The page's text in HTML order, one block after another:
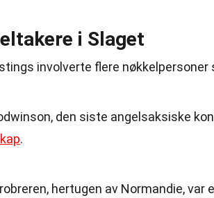
i Slaget
involverte flere
den siste angelsaksiske
.
hertugen av Normandie,